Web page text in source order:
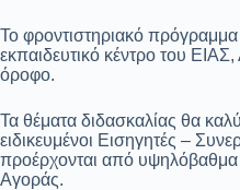
Το φροντιστηριακό
εκπαιδευτικό κέντρο του
όροφο.
Τα θέματα διδασκαλίας θα
ειδικευμένοι Εισηγητές –
προέρχονται από υψηλόβαθμα
Αγοράς.